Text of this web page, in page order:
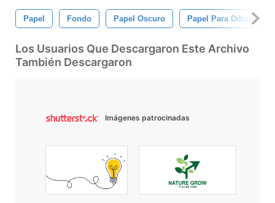
Papel Fondo Papel Oscuro Papel Para Dibujar
Los Usuarios Que Descargaron Este Archivo
También Descargaron
Imágenes patrocinadas